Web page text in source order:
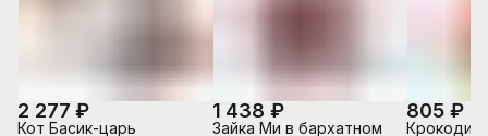
2 277 ₽
Кот Басик-царь
1 438 ₽
Зайка Ми в бархатном
805 ₽
Крокодил